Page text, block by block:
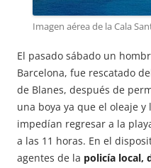
Imagen aérea de la Cala
El pasado sábado un
Barcelona, fue rescatado
de Blanes, después de
una boya ya que el oleaje
impedían regresar a la
a las 11 horas. En el
agentes de la policía local,